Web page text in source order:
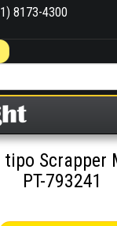
8173-4300
Scrapper
PT-793241